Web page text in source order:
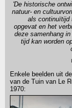
'De historische
natuur- en
als continuïtijd
opgevat en het
deze samenhang
tijd kan worden
Enkele beelden uit
van de Tuin van Le
1970: